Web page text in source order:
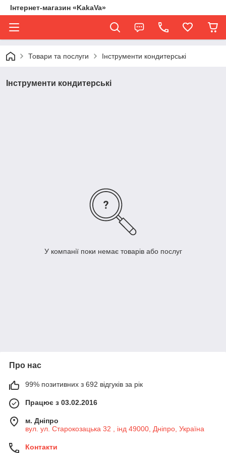
Інтернет-магазин «KakaVa»
Товари та послуги Інструменти кондитерські
Інструменти кондитерські
У компанії поки немає товарів або послуг
Про нас
99% позитивних з 692 відгуків за рік
Працює з 03.02.2016
м. Дніпро
вул. ул. Старокозацька 32 , інд 49000, Дніпро, Україна
Контакти